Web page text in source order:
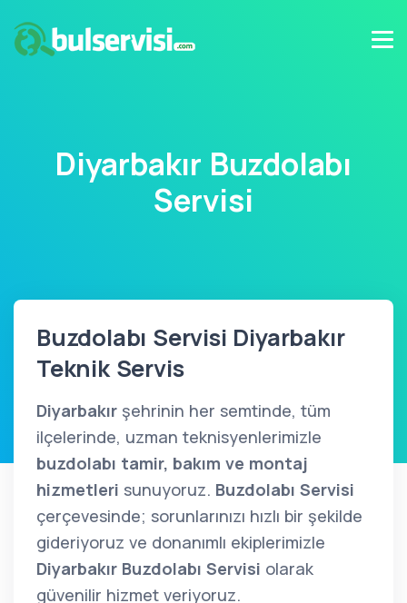
Diyarbakır Buzdolabı
Servisi
Buzdolabı Servisi Diyarbakır
Teknik Servis
Diyarbakır şehrinin her semtinde, tüm
ilçelerinde, uzman teknisyenlerimizle
buzdolabı tamir, bakım ve montaj
hizmetleri sunuyoruz. Buzdolabı Servisi
çerçevesinde; sorunlarınızı hızlı bir şekilde
gideriyoruz ve donanımlı ekiplerimizle
Diyarbakır Buzdolabı Servisi olarak
güvenilir hizmet veriyoruz.